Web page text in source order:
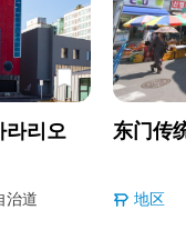
라리오
治道
东门传
地区